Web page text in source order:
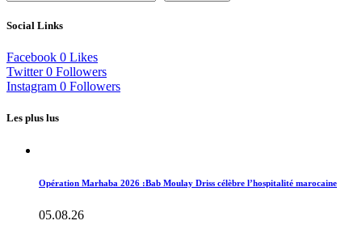
Social Links
Facebook 0 Likes
Twitter 0 Followers
Instagram 0 Followers
Les plus lus
Opération Marhaba 2026 :Bab Moulay Driss célèbre l’hospitalité marocaine
05.08.26